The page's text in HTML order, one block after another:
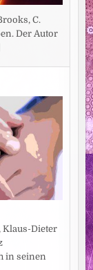
C.
Der Autor
Klaus-Dieter
in seinen